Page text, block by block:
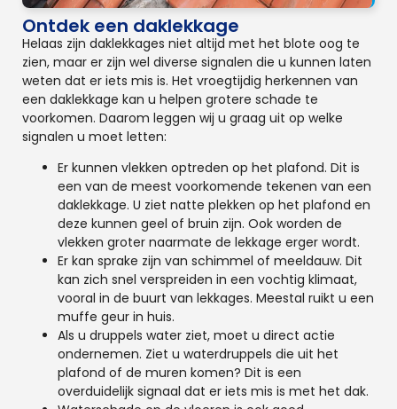
Ontdek een daklekkage
Helaas zijn daklekkages niet altijd met het blote oog te
zien, maar er zijn wel diverse signalen die u kunnen laten
weten dat er iets mis is. Het vroegtijdig herkennen van
een daklekkage kan u helpen grotere schade te
voorkomen. Daarom leggen wij u graag uit op welke
signalen u moet letten:
Er kunnen vlekken optreden op het plafond. Dit is
een van de meest voorkomende tekenen van een
daklekkage. U ziet natte plekken op het plafond en
deze kunnen geel of bruin zijn. Ook worden de
vlekken groter naarmate de lekkage erger wordt.
Er kan sprake zijn van schimmel of meeldauw. Dit
kan zich snel verspreiden in een vochtig klimaat,
vooral in de buurt van lekkages. Meestal ruikt u een
muffe geur in huis.
Als u druppels water ziet, moet u direct actie
ondernemen. Ziet u waterdruppels die uit het
plafond of de muren komen? Dit is een
overduidelijk signaal dat er iets mis is met het dak.